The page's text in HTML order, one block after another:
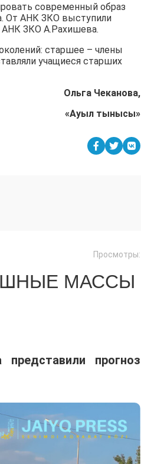
современный образ
От АНК ЗКО выступили
АНК ЗКО А.Рахишева.
старшее – члены
учащиеся старших
Ольга Чеканова,
«Ауыл тынысы»
Просмотры:
МАССЫ
прогноз